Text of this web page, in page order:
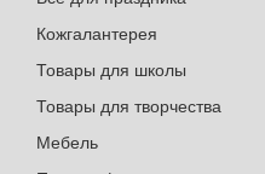
Кожгалантерея
Товары для школы
Товары для творчества
Мебель